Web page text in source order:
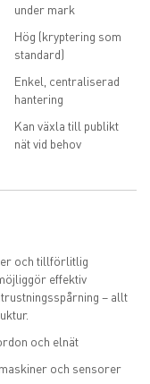
under mark
Hög (kryptering som
standard)
Enkel, centraliserad
hantering
Kan växla till publikt
nät vid behov
och tillförlitlig
effektiv
– allt
och elnät
och sensorer